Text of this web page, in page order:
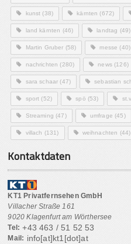
kunst (38) kärnten (672)
land kärnten (46) landtag (49)
Martin Gruber (58) messe (40)
nachrichten (280) news(126)
sara schaar (47) sebastian
sport (52) spö (53)
Streaming (47) umfrage (45)
villach (131) weihnachten (44)
Kontaktdaten
KT1 Privatfernsehen GmbH
Villacher Straße 161
9020 Klagenfurt am Wörthersee
Tel: +43 463 / 51 52 53
Mail: info[at]kt1[dot]at